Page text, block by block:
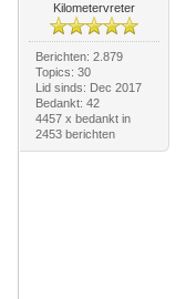
Kilometervreter
Berichten: 2.879
Topics: 30
Lid sinds: Dec 2017
Bedankt: 42
4457 x bedankt in
2453 berichten